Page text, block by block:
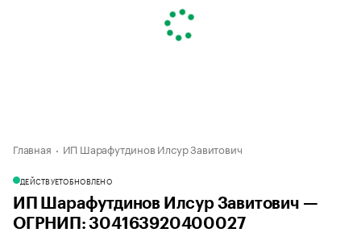
Главная ИП Шарафутдинов Илсур Завитович
ДЕЙСТВУЕТОБНОВЛЕНО
ИП Шарафутдинов Илсур Завитович —
ОГРНИП: 304163920400027